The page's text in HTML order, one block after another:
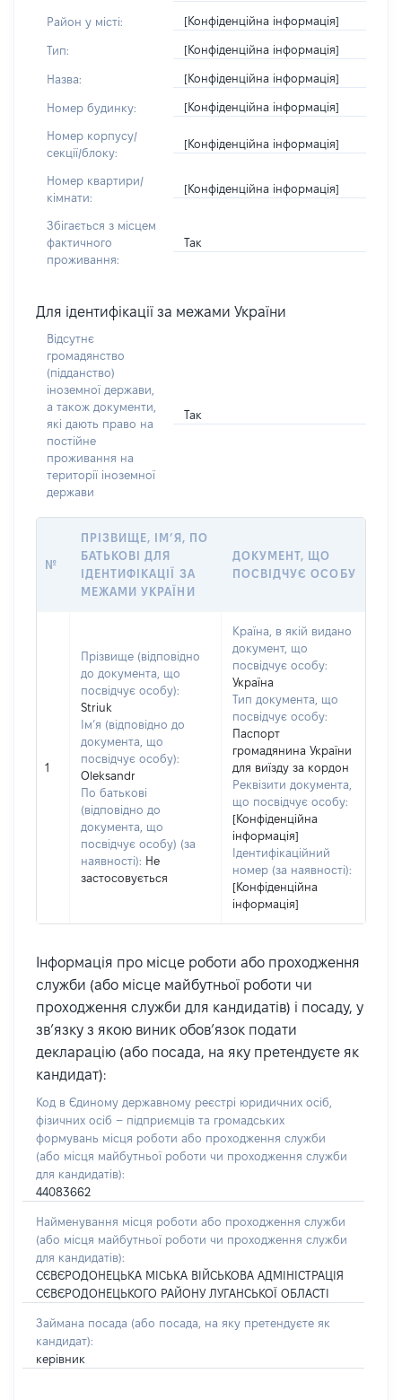
Район у місті: [Конфіденційна інформація]
Тип: [Конфіденційна інформація]
Назва: [Конфіденційна інформація]
Номер будинку: [Конфіденційна інформація]
Номер корпусу/
секції/блоку:
[Конфіденційна інформація]
Номер квартири/
кімнати:
[Конфіденційна інформація]
Збігається з місцем
фактичного
проживання:
Так
Для ідентифікації за межами України
Відсутнє
громадянство
(підданство)
іноземної держави,
а також документи,
які дають право на
постійне
проживання на
території іноземної
держави
Так
№
ПРІЗВИЩЕ, ІМ’Я, ПО
БАТЬКОВІ ДЛЯ
ІДЕНТИФІКАЦІЇ ЗА
МЕЖАМИ УКРАЇНИ
ДОКУМЕНТ, ЩО
ПОСВІДЧУЄ ОСОБУ
1
Прізвище (відповідно
до документа, що
посвідчує особу):
Striuk
Ім’я (відповідно до
документа, що
посвідчує особу):
Oleksandr
По батькові
(відповідно до
документа, що
посвідчує особу) (за
наявності): Не
застосовується
Країна, в якій видано
документ, що
посвідчує особу:
Україна
Тип документа, що
посвідчує особу:
Паспорт
громадянина України
для виїзду за кордон
Реквізити документа,
що посвідчує особу:
[Конфіденційна
інформація]
Ідентифікаційний
номер (за наявності):
[Конфіденційна
інформація]
Інформація про місце роботи або проходження
служби (або місце майбутньої роботи чи
проходження служби для кандидатів) і посаду, у
зв’язку з якою виник обов’язок подати
декларацію (або посада, на яку претендуєте як
кандидат):
Код в Єдиному державному реєстрі юридичних осіб,
фізичних осіб – підприємців та громадських
формувань місця роботи або проходження служби
(або місця майбутньої роботи чи проходження служби
для кандидатів):
44083662
Найменування місця роботи або проходження служби
(або місця майбутньої роботи чи проходження служби
для кандидатів):
СЄВЄРОДОНЕЦЬКА МІСЬКА ВІЙСЬКОВА АДМІНІСТРАЦІЯ
СЄВЄРОДОНЕЦЬКОГО РАЙОНУ ЛУГАНСЬКОЇ ОБЛАСТІ
Займана посада (або посада, на яку претендуєте як
кандидат):
керівник